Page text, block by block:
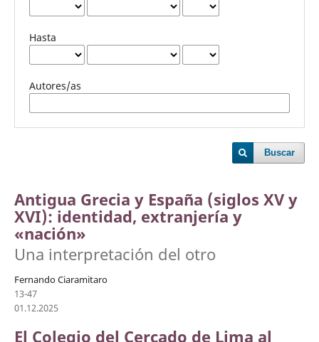
Hasta
Autores/as
Buscar
Antigua Grecia y España (siglos XV y
XVI): identidad, extranjería y
«nación»
Una interpretación del otro
Fernando Ciaramitaro
13-47
01.12.2025
El Colegio del Cercado de Lima al